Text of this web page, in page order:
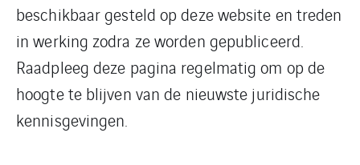
beschikbaar gesteld op deze website en treden
in werking zodra ze worden gepubliceerd.
Raadpleeg deze pagina regelmatig om op de
hoogte te blijven van de nieuwste juridische
kennisgevingen.